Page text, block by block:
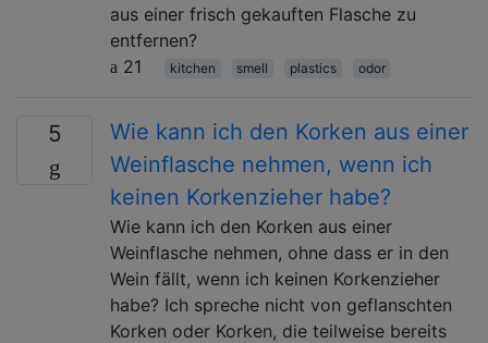
aus einer frisch gekauften Flasche zu
entfernen?
21
kitchen smell plastics odor
5
Wie kann ich den Korken aus einer
Weinflasche nehmen, wenn ich
keinen Korkenzieher habe?
Wie kann ich den Korken aus einer
Weinflasche nehmen, ohne dass er in den
Wein fällt, wenn ich keinen Korkenzieher
habe? Ich spreche nicht von geflanschten
Korken oder Korken, die teilweise bereits